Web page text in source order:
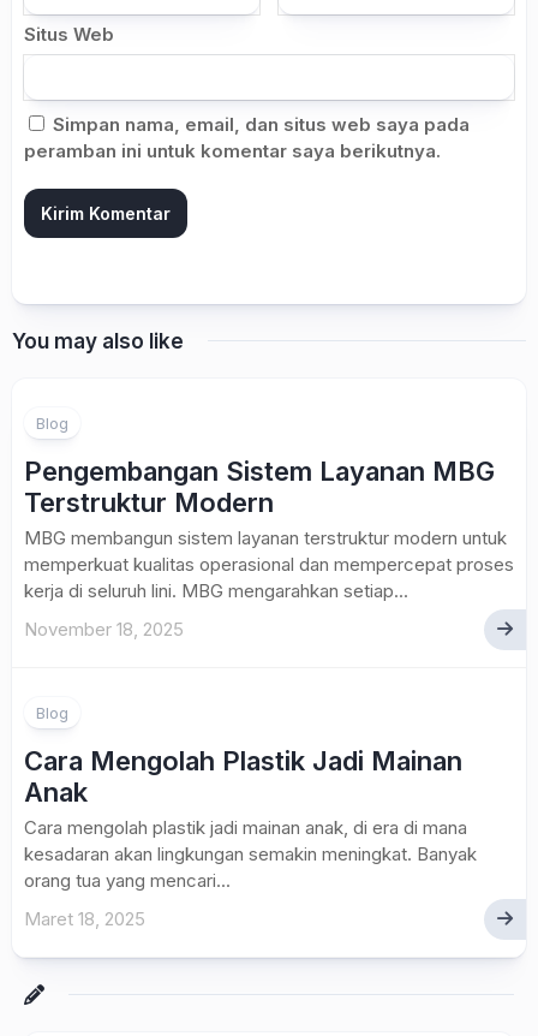
Situs Web
Simpan nama, email, dan situs web saya pada
peramban ini untuk komentar saya berikutnya.
You may also like
Blog
Pengembangan Sistem Layanan MBG
Terstruktur Modern
MBG membangun sistem layanan terstruktur modern untuk
memperkuat kualitas operasional dan mempercepat proses
kerja di seluruh lini. MBG mengarahkan setiap...
November 18, 2025
Blog
Cara Mengolah Plastik Jadi Mainan
Anak
Cara mengolah plastik jadi mainan anak, di era di mana
kesadaran akan lingkungan semakin meningkat. Banyak
orang tua yang mencari...
Maret 18, 2025